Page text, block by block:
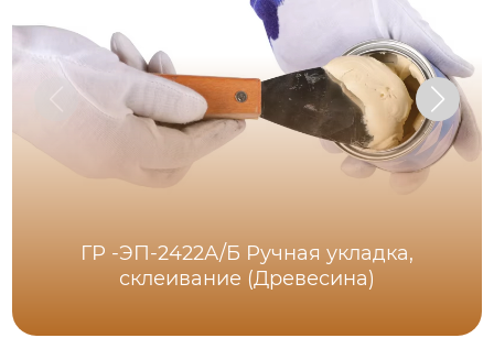
ГР -ЭП-2422А/Б Ручная укладка,
склеивание (Древесина)